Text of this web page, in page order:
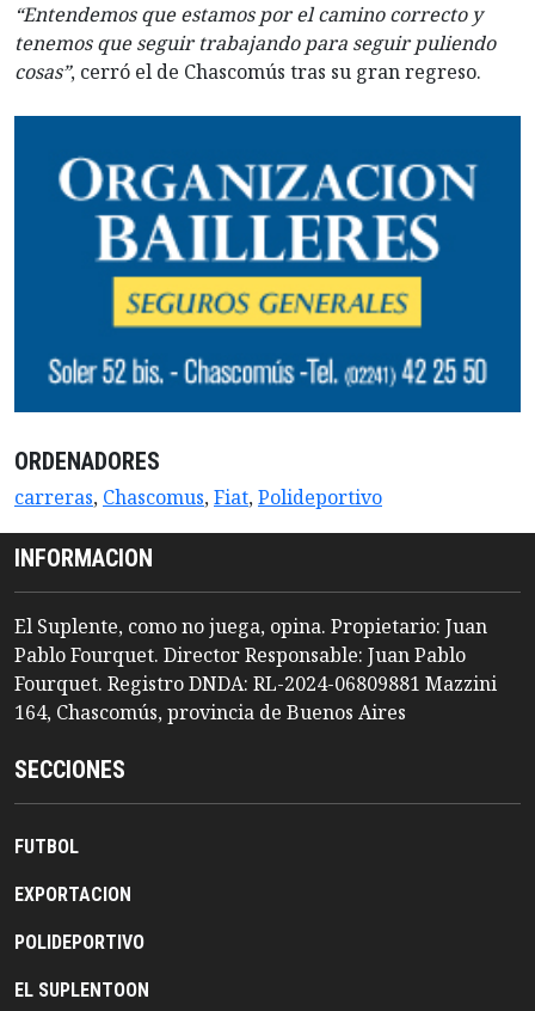
“Entendemos que estamos por el camino correcto y
tenemos que seguir trabajando para seguir puliendo
cosas”, cerró el de Chascomús tras su gran regreso.
ORDENADORES
carreras, Chascomus,Fiat,Polideportivo
INFORMACION
El Suplente, como no juega, opina. Propietario: Juan
Pablo Fourquet. Director Responsable: Juan Pablo
Fourquet. Registro DNDA: RL-2024-06809881 Mazzini
164, Chascomús, provincia de Buenos Aires
SECCIONES
FUTBOL
EXPORTACION
POLIDEPORTIVO
EL SUPLENTOON